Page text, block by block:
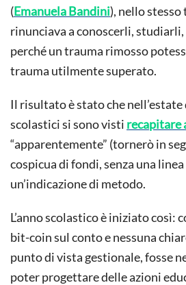
(Emanuela Bandini), nello
rinunciava a conoscerli,
perché un trauma rimosso
trauma utilmente superato.
Il risultato è stato che
scolastici si sono visti recapitare
“apparentemente” (tornerò in
cospicua di fondi, senza una
un’indicazione di metodo.
L’anno scolastico è iniziato così:
bit-coin sul conto e nessuna
punto di vista gestionale, fosse
poter progettare delle azioni